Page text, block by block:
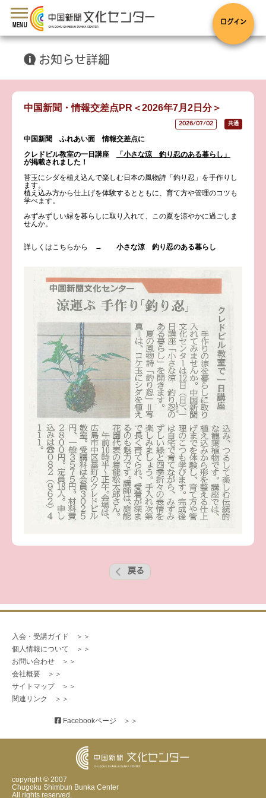
toggle
navigation
MENU ログイン
お知らせ詳細
中国新聞・情報交差点PR＜2026年7月2日分＞
2026/07/02 共通
中国新聞 ふれあい面 情報交差点に
クレドビル教室の一日講座
「小さな涼 釣り忍のある暮らし」
が掲載されました！
苔玉にシダを植え込んで楽しむ日本の風物詩「釣り忍」を手作りし
ます。
植え込み方から仕上げを体験するとともに、育て方や管理のコツも
学べます。
みずみずしい緑を暮らしに取り入れて、この夏を涼やかに過ごしま
せんか。
詳しくはこちらから → 小さな涼 釣り忍のある暮らし
戻る
入会・受講ガイド　＞＞
個人情報について　＞＞
お問い合わせ　＞＞
会社概要　＞＞
サイトマップ　＞＞
関連リンク　＞＞
Facebookページ　＞＞
copyright © 2007
Chugoku Shimbun Bunka Center
All rights reserved.